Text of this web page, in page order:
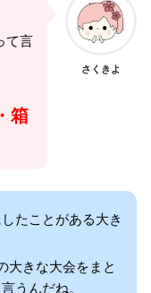
て言
箱
さくきよ
たことがある大き
大きな大会をまと
うんだね。